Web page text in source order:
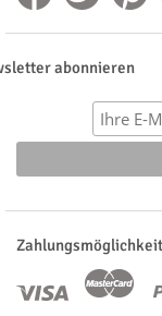
abonnieren